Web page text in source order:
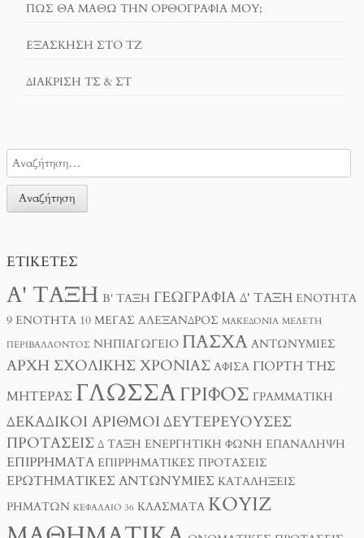
ΠΏΣ ΘΑ ΜΆΘΩ ΤΗΝ ΟΡΘΟΓΡΑΦΊΑ ΜΟΥ;
ΕΞΆΣΚΗΣΗ ΣΤΟ ΤΖ
ΔΙΆΚΡΙΣΗ ΤΣ & ΣΤ
ΕΤΙΚΈΤΕΣ
Α' ΤΆΞΗ Β' ΤΆΞΗ ΓΕΩΓΡΑΦΊΑΔ' ΤΆΞΗ ΕΝΌΤΗΤΑ
9 ΕΝΌΤΗΤΑ 10 ΜΈΓΑΣ ΑΛΈΞΑΝΔΡΟΣ ΜΑΚΕΔΟΝΊΑ ΜΕΛΈΤΗ
ΠΕΡΙΒΆΛΛΟΝΤΟΣ ΝΗΠΙΑΓΩΓΕΊΟ ΠΆΣΧΑ ΑΝΤΩΝΥΜΊΕΣ
ΑΡΧΉ ΣΧΟΛΙΚΉΣ ΧΡΟΝΙΆΣ ΑΦΊΣΑ ΓΙΟΡΤΉ ΤΗΣ
ΜΗΤΈΡΑΣ ΓΛΏΣΣΑΓΡΊΦΟΣ ΓΡΑΜΜΑΤΙΚΉ
ΔΕΚΑΔΙΚΟΊ ΑΡΙΘΜΟΊ ΔΕΥΤΕΡΕΎΟΥΣΕΣ
ΠΡΟΤΆΣΕΙΣ Δ ΤΑΞΗ ΕΝΕΡΓΗΤΙΚΉ ΦΩΝΉ ΕΠΑΝΆΛΗΨΗ
ΕΠΙΡΡΉΜΑΤΑ ΕΠΙΡΡΗΜΑΤΙΚΈΣ ΠΡΟΤΆΣΕΙΣ
ΕΡΩΤΗΜΑΤΙΚΈΣ ΑΝΤΩΝΥΜΊΕΣ ΚΑΤΑΛΉΞΕΙΣ
ΡΗΜΆΤΩΝ ΚΕΦΆΛΑΙΟ 36 ΚΛΆΣΜΑΤΑ ΚΟΥΊΖ